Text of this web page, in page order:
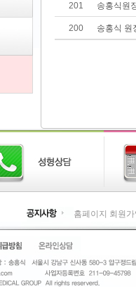
201 송홍식원
200 송홍식 원
홈페이지 회원